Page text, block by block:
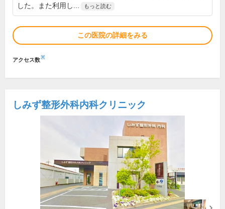
した。また利用し...
もっと読む
この医院の詳細をみる
アクセス数※
しみず整形外科内科クリニック